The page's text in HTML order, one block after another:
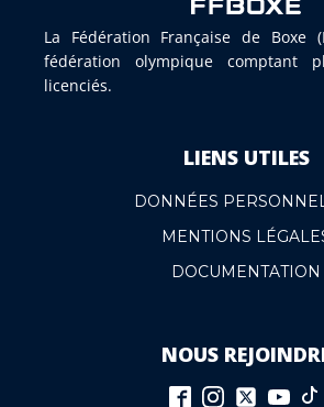
La Fédération Française de Boxe
fédération olympique comptant
licenciés.
LIENS UTILES
DONNÉES
MENTIONS
DOCUMENTATION
NOUS